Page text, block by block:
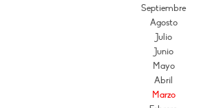
Septiembre
Agosto
Julio
Junio
Mayo
Abril
Marzo